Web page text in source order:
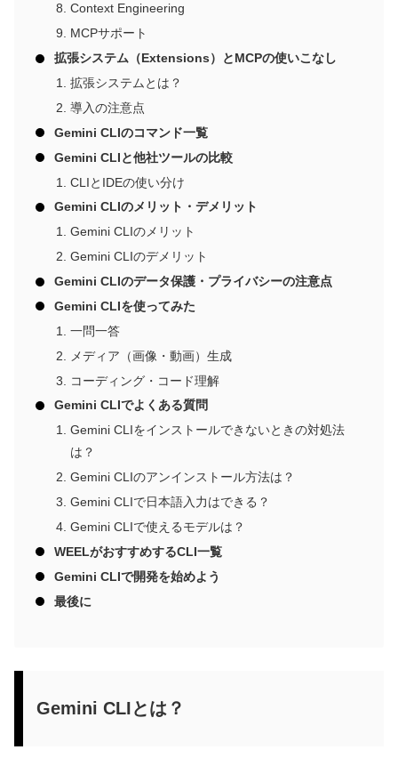
Context Engineering
MCPサポート
拡張システム（Extensions）とMCPの使いこなし
拡張システムとは？
導入の注意点
Gemini CLIのコマンド一覧
Gemini CLIと他社ツールの比較
CLIとIDEの使い分け
Gemini CLIのメリット・デメリット
Gemini CLIのメリット
Gemini CLIのデメリット
Gemini CLIのデータ保護・プライバシーの注意点
Gemini CLIを使ってみた
一問一答
メディア（画像・動画）生成
コーディング・コード理解
Gemini CLIでよくある質問
Gemini CLIをインストールできないときの対処法
は？
Gemini CLIのアンインストール方法は？
Gemini CLIで日本語入力はできる？
Gemini CLIで使えるモデルは？
WEELがおすすめするCLI一覧
Gemini CLIで開発を始めよう
最後に
Gemini CLIとは？